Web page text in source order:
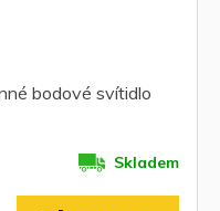
bodové svítidlo
Skladem